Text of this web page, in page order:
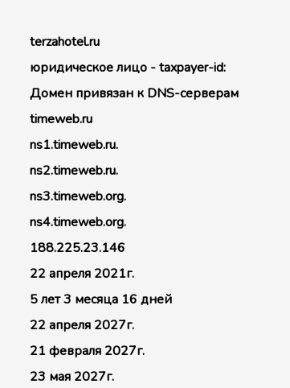
terzahotel.ru
юридическое лицо - taxpayer-id:
Домен привязан к DNS-серверам
timeweb.ru
ns1.timeweb.ru.
ns2.timeweb.ru.
ns3.timeweb.org.
ns4.timeweb.org.
188.225.23.146
22 апреля 2021г.
5 лет 3 месяца 16 дней
22 апреля 2027г.
21 февраля 2027г.
23 мая 2027г.